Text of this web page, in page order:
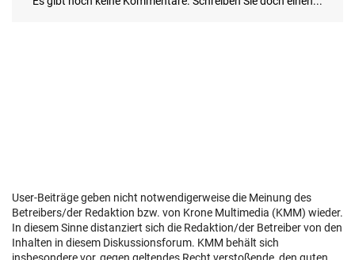
User-Beiträge geben nicht notwendigerweise die Meinung des
Betreibers/der Redaktion bzw. von Krone Multimedia (KMM) wieder.
In diesem Sinne distanziert sich die Redaktion/der Betreiber von den
Inhalten in diesem Diskussionsforum. KMM behält sich